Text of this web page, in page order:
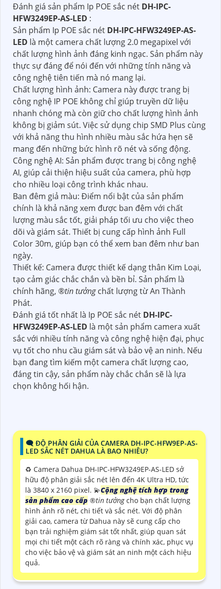
Đánh giá sản phẩm Ip POE sắc nét DH-IPC-
HFW3249EP-AS-LED :
Sản phẩm Ip POE sắc nét DH-IPC-HFW3249EP-AS-
LED là một camera chất lượng 2.0 megapixel với
chất lượng hình ảnh đáng kinh ngạc. Sản phẩm này
thực sự đáng để nói đến với những tính năng và
công nghệ tiên tiến mà nó mang lại.
Chất lượng hình ảnh: Camera này được trang bị
công nghệ IP POE không chỉ giúp truyền dữ liệu
nhanh chóng mà còn giữ cho chất lượng hình ảnh
không bị giảm sút. Việc sử dụng chip SMD Plus cùng
với khả năng thu hình nhiều màu sắc hứa hẹn sẽ
mang đến những bức hình rõ nét và sống động.
Công nghệ AI: Sản phẩm được trang bị công nghệ
AI, giúp cải thiện hiệu suất của camera, phù hợp
cho nhiều loại công trình khác nhau.
Ban đêm giả màu: Điểm nổi bật của sản phẩm
chính là khả năng xem được ban đêm với chất
lượng màu sắc tốt, giải pháp tối ưu cho việc theo
dõi và giám sát. Thiết bị cung cấp hình ảnh Full
Color 30m, giúp bạn có thể xem ban đêm như ban
ngày.
Thiết kế: Camera được thiết kế dạng thân Kim Loại,
tạo cảm giác chắc chắn và bền bỉ. Sản phẩm là
chính hãng, ®️tin tưởngchất lượng từ An Thành
Phát.
Đánh giá tốt nhất là Ip POE sắc nét DH-IPC-
HFW3249EP-AS-LED là một sản phẩm camera xuất
sắc với nhiều tính năng và công nghệ hiện đại, phục
vụ tốt cho nhu cầu giám sát và bảo vệ an ninh. Nếu
bạn đang tìm kiếm một camera chất lượng cao,
đáng tin cậy, sản phẩm này chắc chắn sẽ là lựa
chọn không hối hận.
🗨️ ĐỘ PHÂN GIẢI CỦA CAMERA DH-IPC-HFW9EP-AS-
LED SẮC NÉT DAHUA LÀ BAO NHIÊU?
♻️ Camera Dahua DH-IPC-HFW3249EP-AS-LED sở
hữu độ phân giải sắc nét lên đến 4K Ultra HD, tức
là 3840 x 2160 pixel. 💫Cộng nghệ tích hợp trong
sản phẩm cao cấp ®️tin tưởngcho bạn chất lượng
hình ảnh rõ nét, chi tiết và sắc nét. Với độ phân
giải cao, camera từ Dahua này sẽ cung cấp cho
bạn trải nghiệm giám sát tốt nhất, giúp quan sát
mọi chi tiết một cách rõ ràng và chính xác, phục vụ
cho việc bảo vệ và giám sát an ninh một cách hiệu
quả.